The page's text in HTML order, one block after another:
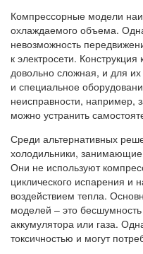
Компрессорные модели
охлаждаемого объема.
невозможность
к электросети.
довольно сложная, и для их
и специальное
неисправности, например,
можно устранить
Среди альтернативных
холодильники,
Они не используют
циклического испарения
воздействием тепла.
моделей – это
аккумулятора или газа.
токсичностью и могут